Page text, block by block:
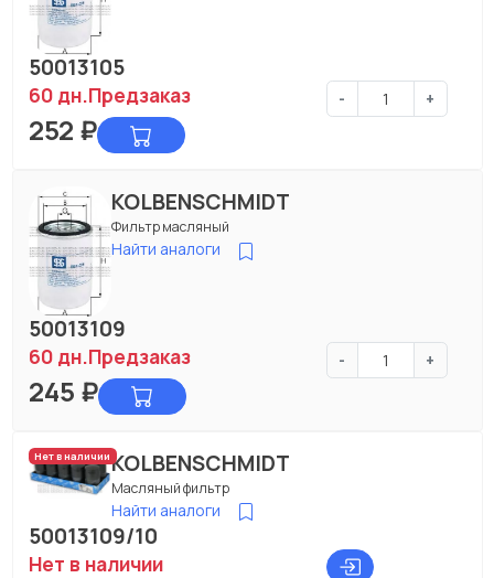
50013105
60 дн.Предзаказ - +
252 ₽
KOLBENSCHMIDT
Фильтр масляный
Найти аналоги
50013109
60 дн.Предзаказ - +
245 ₽
Нет в наличииKOLBENSCHMIDT
Масляный фильтр
Найти аналоги
50013109/10
Нет в наличии